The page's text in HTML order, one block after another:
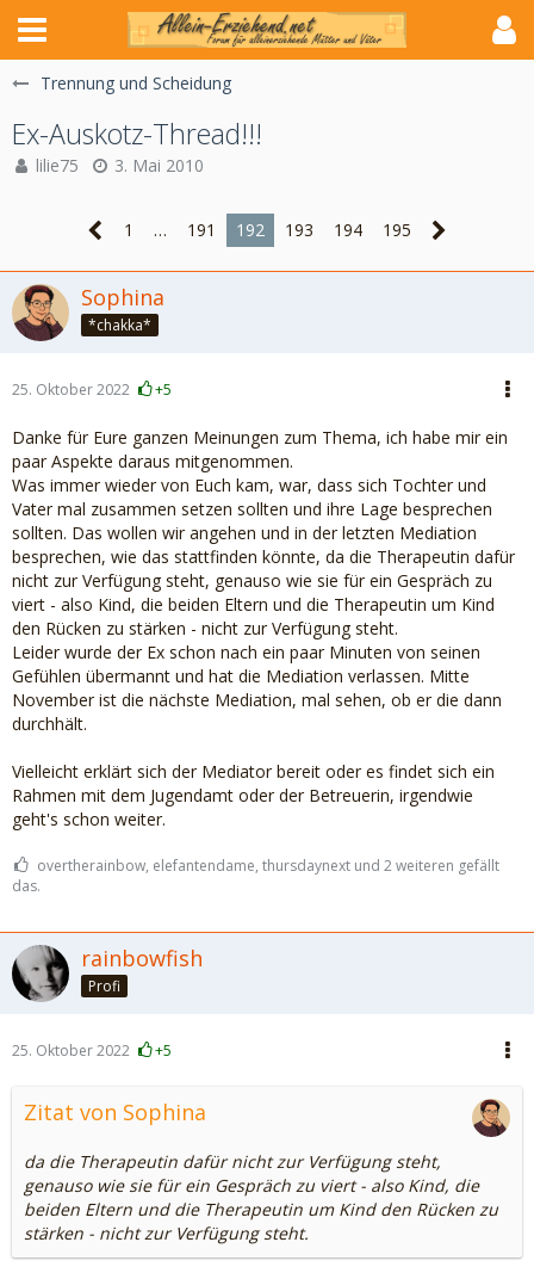
Trennung und Scheidung
Ex-Auskotz-Thread!!!
lilie75 3. Mai 2010
1 … 191 192 193 194 195
Sophina
*chakka*
25. Oktober 2022 +5
Danke für Eure ganzen Meinungen zum Thema, ich habe mir ein
paar Aspekte daraus mitgenommen.
Was immer wieder von Euch kam, war, dass sich Tochter und
Vater mal zusammen setzen sollten und ihre Lage besprechen
sollten. Das wollen wir angehen und in der letzten Mediation
besprechen, wie das stattfinden könnte, da die Therapeutin dafür
nicht zur Verfügung steht, genauso wie sie für ein Gespräch zu
viert - also Kind, die beiden Eltern und die Therapeutin um Kind
den Rücken zu stärken - nicht zur Verfügung steht.
Leider wurde der Ex schon nach ein paar Minuten von seinen
Gefühlen übermannt und hat die Mediation verlassen. Mitte
November ist die nächste Mediation, mal sehen, ob er die dann
durchhält.
Vielleicht erklärt sich der Mediator bereit oder es findet sich ein
Rahmen mit dem Jugendamt oder der Betreuerin, irgendwie
geht's schon weiter.
overtherainbow, elefantendame, thursdaynext und 2 weiteren gefällt
das.
rainbowfish
Profi
25. Oktober 2022 +5
Zitat von Sophina
da die Therapeutin dafür nicht zur Verfügung steht,
genauso wie sie für ein Gespräch zu viert - also Kind, die
beiden Eltern und die Therapeutin um Kind den Rücken zu
stärken - nicht zur Verfügung steht.